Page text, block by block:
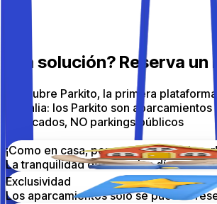
Sin garantía de disponibilidad
Precios poco transparentes
Sin 24/7 y poca seguridad
¿La solución? Reserva un
Descubre Parkito, la primera
en Italia: los Parkito son
verificados, NO parkings públicos
¡Como en casa, pero en cualquier lugar!
La tranquilidad de todos los días estés
Exclusividad
Los aparcamientos solo se pueden